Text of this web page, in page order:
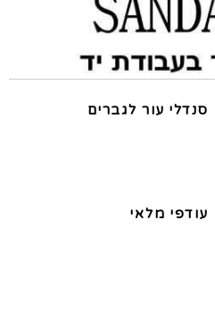
סנדלי עור לגברים
עודפי מלאי